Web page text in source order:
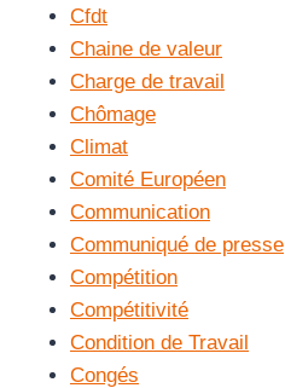
Cfdt
Chaine de valeur
Charge de travail
Chômage
Climat
Comité Européen
Communication
Communiqué de presse
Compétition
Compétitivité
Condition de Travail
Congés